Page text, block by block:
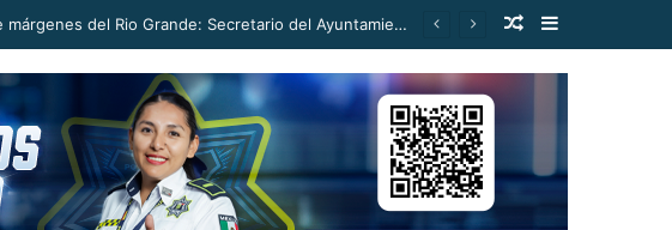
Cuando hay presencia o denuncia, se retirarán habitantes de márgenes del Rio Grande: Secretario del Ayuntamiento Publicación al
Barra lateral